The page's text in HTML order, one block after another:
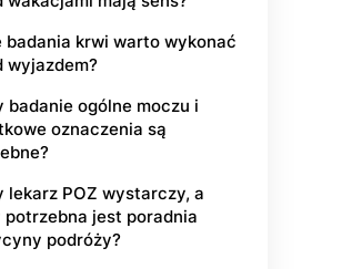
badania krwi warto wykonać
wyjazdem?
badanie ogólne moczu i
oznaczenia są
lekarz POZ wystarczy, a
potrzebna jest poradnia
podróży?